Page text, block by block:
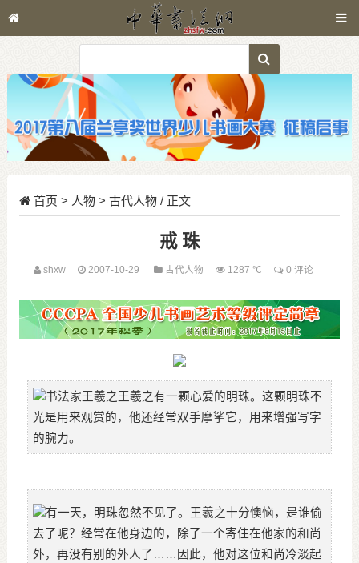
首页 > 人物> 古代人物/ 正文
戒 珠
shxw 2007-10-29 古代人物 1287 ℃ 0 评论
书法家王羲之王羲之有一颗心爱的明珠。这颗明珠不
光是用来观赏的，他还经常双手摩挲它，用来增强写字
的腕力。
有一天，明珠忽然不见了。王羲之十分懊恼，是谁偷
去了呢？经常在他身边的，除了一个寄住在他家的和尚
外，再没有别的外人了……因此，他对这位和尚冷淡起